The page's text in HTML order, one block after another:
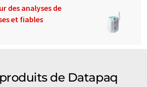
des analyses de
et fiables
de Datapaq